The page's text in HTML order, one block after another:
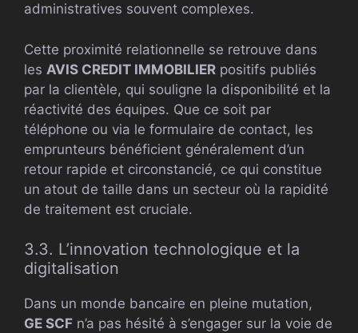
administratives souvent complexes.
Cette proximité relationnelle se retrouve dans
les AVIS CREDIT IMMOBILIER positifs publiés
par la clientèle, qui souligne la disponibilité et la
réactivité des équipes. Que ce soit par
téléphone ou via le formulaire de contact, les
emprunteurs bénéficient généralement d’un
retour rapide et circonstancié, ce qui constitue
un atout de taille dans un secteur où la rapidité
de traitement est cruciale.
3.3. L’innovation technologique et la
digitalisation
Dans un monde bancaire en pleine mutation,
GE SCF n’a pas hésité à s’engager sur la voie de